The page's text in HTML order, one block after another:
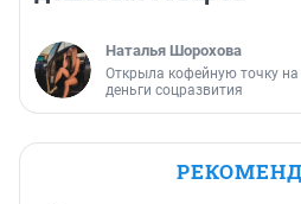
Наталья Шорохова
Открыла кофейную точку на
деньги соцразвития